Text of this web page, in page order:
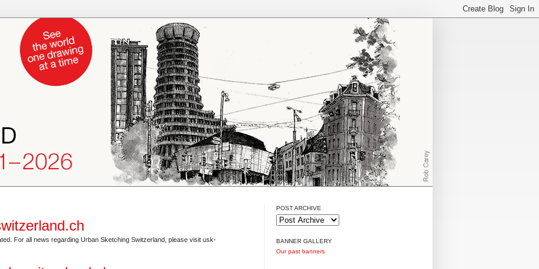
For all news regarding Urban Sketching Switzerland, please visit usk-
POST ARCHIVE
BANNER GALLERY
Our past banners